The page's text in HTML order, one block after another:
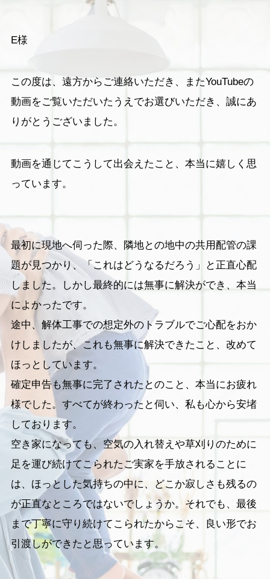
E様
この度は、遠方からご連絡いただき、またYouTubeの
動画をご覧いただいたうえでお選びいただき、誠にあ
りがとうございました。
動画を通じてこうして出会えたこと、本当に嬉しく思
っています。
最初に現地へ伺った際、隣地との地中の共用配管の課
題が見つかり、「これはどうなるだろう」と正直心配
しました。しかし最終的には無事に解決ができ、本当
によかったです。
途中、解体工事での想定外のトラブルでご心配をおか
けしましたが、これも無事に解決できたこと、改めて
ほっとしています。
確定申告も無事に完了されたとのこと、本当にお疲れ
様でした。すべてが終わったと伺い、私も心から安堵
しております。
空き家になっても、空気の入れ替えや草刈りのために
足を運び続けてこられたご実家を手放されることに
は、ほっとした気持ちの中に、どこか寂しさも残るの
が正直なところではないでしょうか。それでも、最後
まで丁寧に守り続けてこられたからこそ、良い形でお
引渡しができたと思っています。